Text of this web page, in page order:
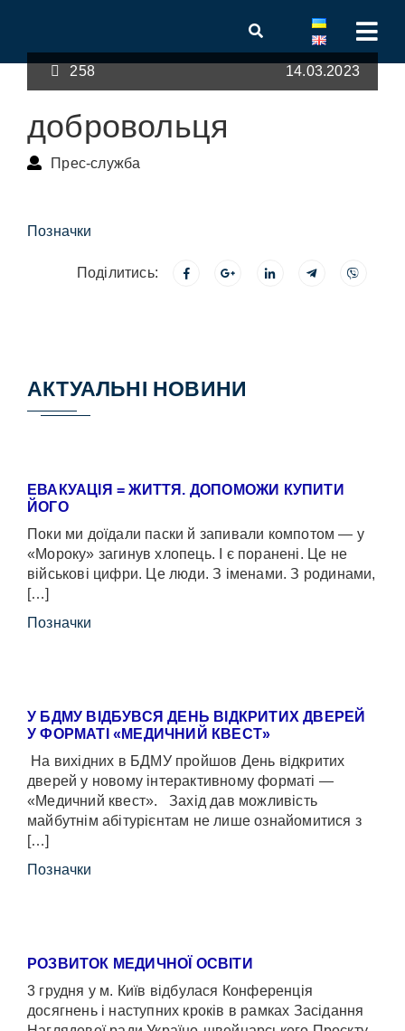
258 14.03.2023
добровольця
Прес-служба
Позначки
Поділитись:
АКТУАЛЬНІ НОВИНИ
ЕВАКУАЦІЯ = ЖИТТЯ. ДОПОМОЖИ КУПИТИ
ЙОГО
Поки ми доїдали паски й запивали компотом — у
«Мороку» загинув хлопець. І є поранені. Це не
військові цифри. Це люди. З іменами. З родинами,
[…]
Позначки
У БДМУ ВІДБУВСЯ ДЕНЬ ВІДКРИТИХ ДВЕРЕЙ
У ФОРМАТІ «МЕДИЧНИЙ КВЕСТ»
На вихідних в БДМУ пройшов День відкритих
дверей у новому інтерактивному форматі —
«Медичний квест». Захід дав можливість
майбутнім абітурієнтам не лише ознайомитися з
[…]
Позначки
РОЗВИТОК МЕДИЧНОЇ ОСВІТИ
3 грудня у м. Київ відбулася Конференція
досягнень і наступних кроків в рамках Засідання